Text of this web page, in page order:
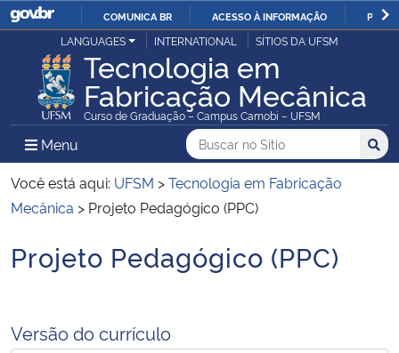
IR
PARA
O
CONTEÚDO
COMUNICA BR ACESSO À INFORMAÇÃO
Ministério da Justiça e Segurança Pública
Ministério da Defesa
Ministério das Relações Exteriores
Ministério da Infraestrutura
LANGUAGES INTERNATIONAL SÍTIOS DA UFSM
Tecnologia em
Fabricação Mecânica
Curso de Graduação – Campus Camobi – UFSM
Menu Menu Principal do Sítio
Busca
Buscar no no Sítio
Busca:
Você está aqui: UFSM >Tecnologia em Fabricação
Mecânica > Projeto Pedagógico (PPC)
Início do conteúdo
Projeto Pedagógico (PPC)
Versão do currículo